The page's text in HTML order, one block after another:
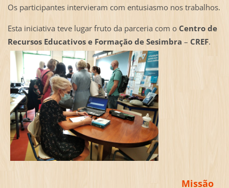
Os participantes intervieram com entusiasmo nos trabalhos.
Esta iniciativa teve lugar fruto da parceria com o Centro de
Recursos Educativos e Formação de Sesimbra – CREF.
Missão